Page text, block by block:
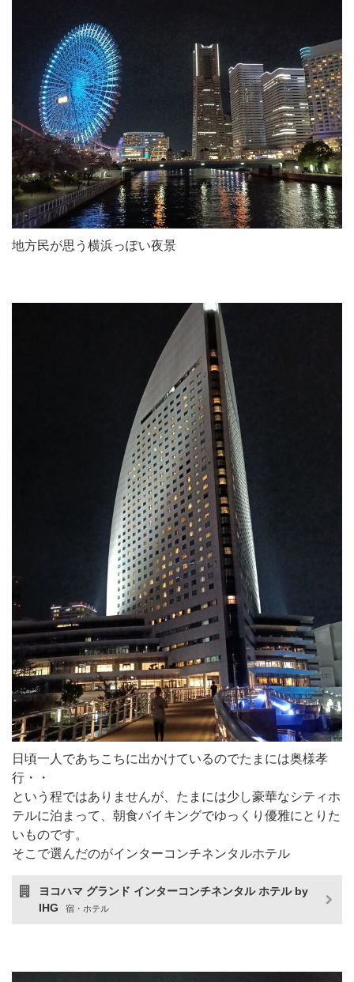
地方民が思う横浜っぽい夜景
日頃一人であちこちに出かけているのでたまには奥様孝
行・・
という程ではありませんが、たまには少し豪華なシティホ
テルに泊まって、朝食バイキングでゆっくり優雅にとりた
いものです。
そこで選んだのがインターコンチネンタルホテル
ヨコハマ グランド インターコンチネンタル ホテル by
IHG
宿・ホテル